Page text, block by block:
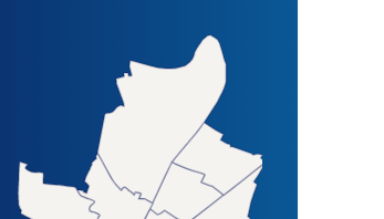
DES ASSOCIATIONS DE LA VILLE